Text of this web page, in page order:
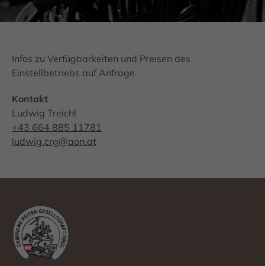
Infos zu Verfügbarkeiten und Preisen des
Einstellbetriebs auf Anfrage.
Kontakt
Ludwig Treichl
+43 664 885 11781
ludwig.crg@aon.at